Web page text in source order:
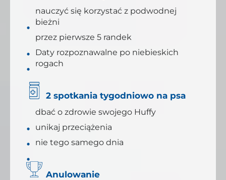
nauczyć się korzystać z podwodnej
bieżni
przez pierwsze 5 randek
Daty rozpoznawalne po niebieskich
rogach
2 spotkania tygodniowo na psa
dbać o zdrowie swojego Huffy
unikaj przeciążenia
nie tego samego dnia
Anulowanie